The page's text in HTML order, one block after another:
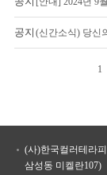
공지 (신간소식) 당신
1
(사)한국컬러테라
삼성동 미켈란107)